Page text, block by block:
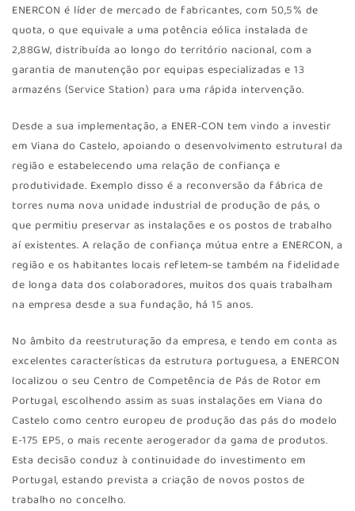
ENERCON é líder de mercado de fabricantes, com 50,5% de
quota, o que equivale a uma potência eólica instalada de
2,88GW, distribuída ao longo do território nacional, com a
garantia de manutenção por equipas especializadas e 13
armazéns (Service Station) para uma rápida intervenção.
Desde a sua implementação, a ENER-CON tem vindo a investir
em Viana do Castelo, apoiando o desenvolvimento estrutural da
região e estabelecendo uma relação de confiança e
produtividade. Exemplo disso é a reconversão da fábrica de
torres numa nova unidade industrial de produção de pás, o
que permitiu preservar as instalações e os postos de trabalho
aí existentes. A relação de confiança mútua entre a ENERCON, a
região e os habitantes locais refletem-se também na fidelidade
de longa data dos colaboradores, muitos dos quais trabalham
na empresa desde a sua fundação, há 15 anos.
No âmbito da reestruturação da empresa, e tendo em conta as
excelentes características da estrutura portuguesa, a ENERCON
localizou o seu Centro de Competência de Pás de Rotor em
Portugal, escolhendo assim as suas instalações em Viana do
Castelo como centro europeu de produção das pás do modelo
E-175 EP5, o mais recente aerogerador da gama de produtos.
Esta decisão conduz à continuidade do investimento em
Portugal, estando prevista a criação de novos postos de
trabalho no concelho.